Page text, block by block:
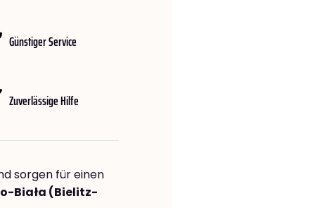
Günstiger Service
Zuverlässige Hilfe
sorgen für einen
Biała (Bielitz-